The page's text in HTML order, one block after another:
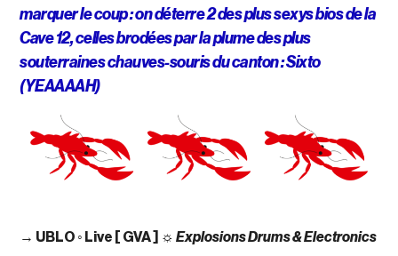
marquer le coup : on déterre 2 des plus sexys bios de la
Cave 12, celles brodées par la plume des plus
souterraines chauves-souris du canton : Sixto
(YEAAAAH)
→ UBLO ◦ Live [ GVA ] ☼Explosions Drums & Electronics